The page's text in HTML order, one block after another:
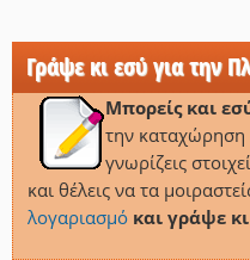
Γράψε κι εσύ για την
Μπορείς και
την καταχώρηση
γνωρίζεις
και θέλεις να τα
λογαριασμό και γράψε